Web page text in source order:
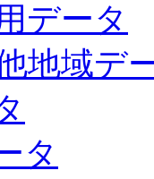
データ
地域デ
タ